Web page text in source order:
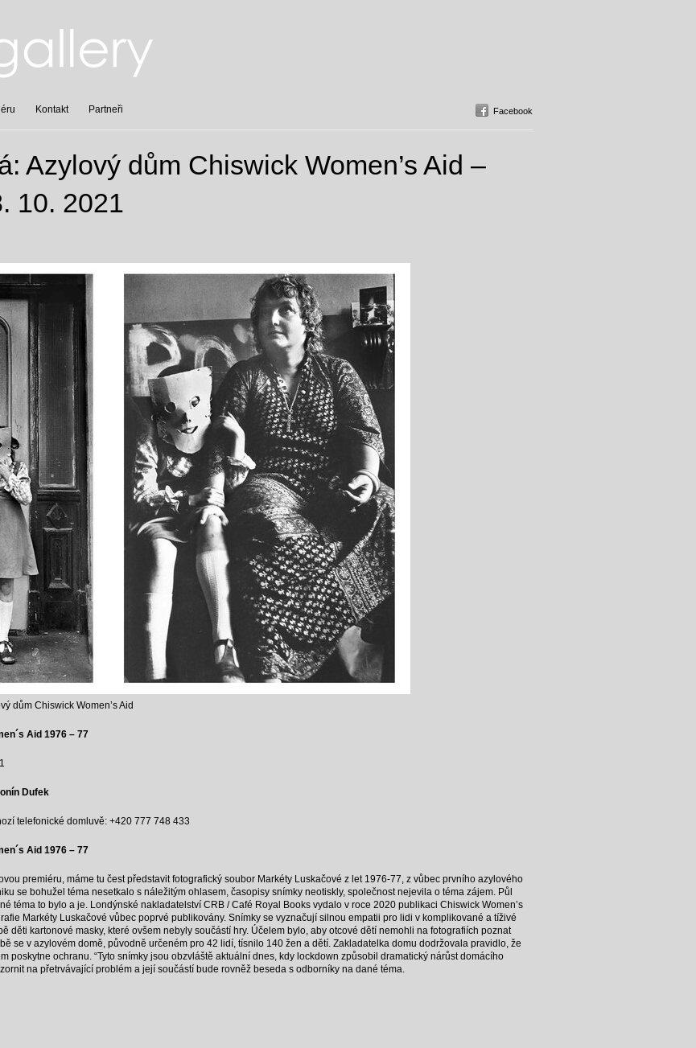
Facebook
Kontakt Partneři
Azylový dům Chiswick Women’s Aid –
10. 2021
dům Chiswick Women’s Aid
Aid 1976 – 77
Dufek
telefonické domluvě: +420 777 748 433
Aid 1976 – 77
premiéru, máme tu čest představit fotografický soubor Markéty Luskačové z let 1976-77, z vůbec prvního azylového
se bohužel téma nesetkalo s náležitým ohlasem, časopisy snímky neotiskly, společnost nejevila o téma zájem. Půl
téma to bylo a je. Londýnské nakladatelství CRB / Café Royal Books vydalo v roce 2020 publikaci Chiswick Women’s
Markéty Luskačové vůbec poprvé publikovány. Snímky se vyznačují silnou empatii pro lidi v komplikované a tíživé
děti kartonové masky, které ovšem nebyly součástí hry. Účelem bylo, aby otcové dětí nemohli na fotografiích poznat
se v azylovém domě, původně určeném pro 42 lidí, tísnilo 140 žen a dětí. Zakladatelka domu dodržovala pravidlo, že
poskytne ochranu. “Tyto snímky jsou obzvláště aktuální dnes, kdy lockdown způsobil dramatický nárůst domácího
na přetrvávající problém a její součástí bude rovněž beseda s odborníky na dané téma.